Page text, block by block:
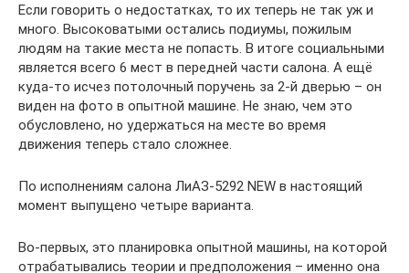
Если говорить о недостатках, то их теперь не так уж и
много. Высоковатыми остались подиумы, пожилым
людям на такие места не попасть. В итоге социальными
является всего 6 мест в передней части салона. А ещё
куда-то исчез потолочный поручень за 2-й дверью – он
виден на фото в опытной машине. Не знаю, чем это
обусловлено, но удержаться на месте во время
движения теперь стало сложнее.
По исполнениям салона ЛиАЗ-5292 NEW в настоящий
момент выпущено четыре варианта.
Во-первых, это планировка опытной машины, на которой
отрабатывались теории и предположения – именно она